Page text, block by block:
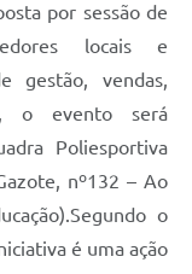
por sessão de
locais e
gestão, vendas,
o evento será
Poliesportiva
nº132 – Ao
o
é uma ação